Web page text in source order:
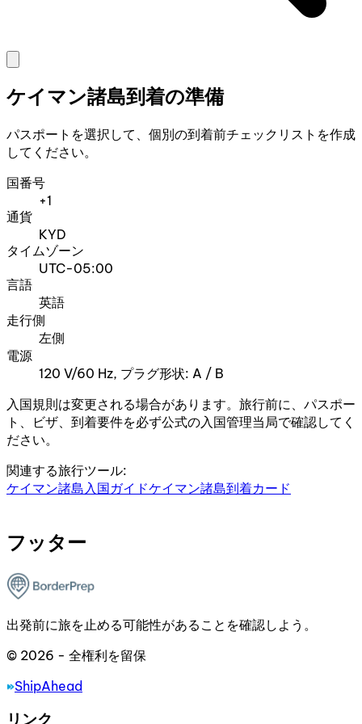
ケイマン諸島到着の準備
パスポートを選択して、個別の到着前チェックリストを作成
してください。
国番号
+1
通貨
KYD
タイムゾーン
UTC-05:00
言語
英語
走行側
左側
電源
120 V/60 Hz, プラグ形状: A / B
入国規則は変更される場合があります。旅行前に、パスポー
ト、ビザ、到着要件を必ず公式の入国管理当局で確認してく
ださい。
関連する旅行ツール:
ケイマン諸島入国ガイドケイマン諸島到着カード
フッター
出発前に旅を止める可能性があることを確認しよう。
© 2026 - 全権利を留保
ShipAhead
リンク